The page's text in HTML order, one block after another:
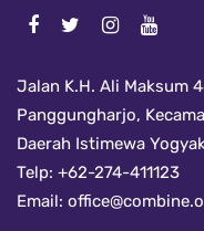
Jalan K.H. Ali Maksum
Panggungharjo,
Daerah Istimewa
Telp: +62-274-411123
Email: